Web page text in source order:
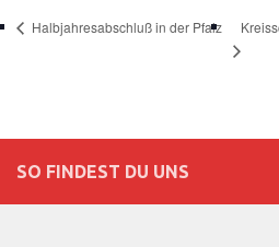
Halbjahresabschluß in der Pfalz
SO FINDEST DU UNS